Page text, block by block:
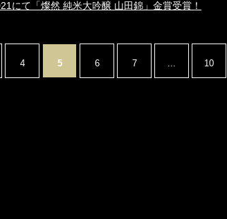
にて「燦然 純米大吟醸 山田錦」金賞受賞！
4 5 6 7 ... 10